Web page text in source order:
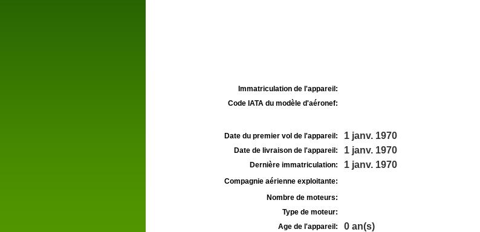
Immatriculation de l'appareil:
Code IATA du modèle d'aéronef:
Date du premier vol de l'appareil: 1 janv. 1970
Date de livraison de l'appareil: 1 janv. 1970
Dernière immatriculation: 1 janv. 1970
Compagnie aérienne exploitante:
Nombre de moteurs:
Type de moteur:
Age de l'appareil:
0 an(s)